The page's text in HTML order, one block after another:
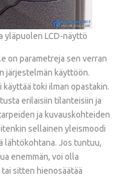
yläpuolen LCD-näyttö
on parametreja sen verran
järjestelmän käyttöön.
toki ilman opastakin.
erilaisiin tilanteisiin ja
ja kuvauskohteiden
sellainen yleismoodi
lähtökohtana. Jos tuntuu,
enemmän, voi olla
sitten hienosäätää